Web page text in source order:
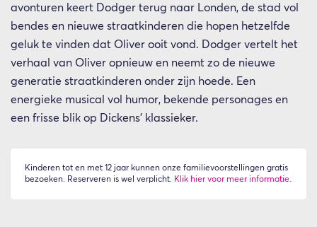
avonturen keert Dodger terug naar Londen, de stad vol
bendes en nieuwe straatkinderen die hopen hetzelfde
geluk te vinden dat Oliver ooit vond. Dodger vertelt het
verhaal van Oliver opnieuw en neemt zo de nieuwe
generatie straatkinderen onder zijn hoede. Een
energieke musical vol humor, bekende personages en
een frisse blik op Dickens’ klassieker.
Kinderen tot en met 12 jaar kunnen onze familievoorstellingen gratis
bezoeken. Reserveren is wel verplicht. Klik hier voor meer informatie.